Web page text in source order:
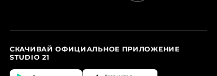
СКАЧИВАЙ ОФИЦИАЛЬНОЕ ПРИЛОЖЕНИЕ
STUDIO 21